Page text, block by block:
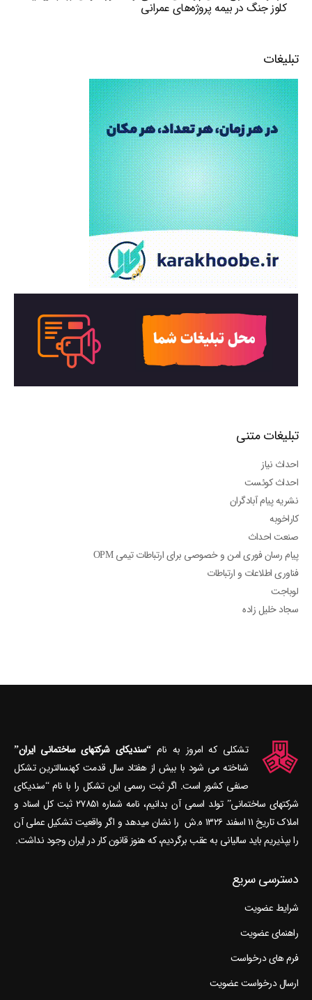
کلوز جنگ در بیمه پروژه‌های عمرانی
تبلیغات
تبلیغات متنی
احداث نیاز
احداث کوئست
نشریه پیام آبادگران
کاراخوبه
صنعت احداث
پیام رسان فوری امن و خصوصی برای ارتباطات تیمی OPM
فناوری اطلاعات و ارتباطات
لوباجت
سجاد خلیل زاده
تشکلی که امروز به نام“سندیکای شرکتهای ساختمانی ایران”
شناخته می‎ شود با بیش از هفتاد سال قدمت کهنسال‎ترین تشکل
صنفی کشور است. اگر ثبت رسمی این تشکل را با نام “سندیکای
شرکتهای ساختمانی” تولد اسمی آن بدانیم، نامه شماره ۲۷۸۵۱ ثبت کل اسناد و
املاک تاریخ ۱۱ اسفند ۱۳۲۶ ه.ش را نشان می‎دهد و اگر واقعیت تشکیل عملی آن
را بپذیریم باید سالیانی به عقب برگردیم، که هنوز قانون کار در ایران وجود نداشت.
دسترسی سریع
شرایط عضویت
راهنمای عضویت
فرم های درخواست
ارسال درخواست عضویت